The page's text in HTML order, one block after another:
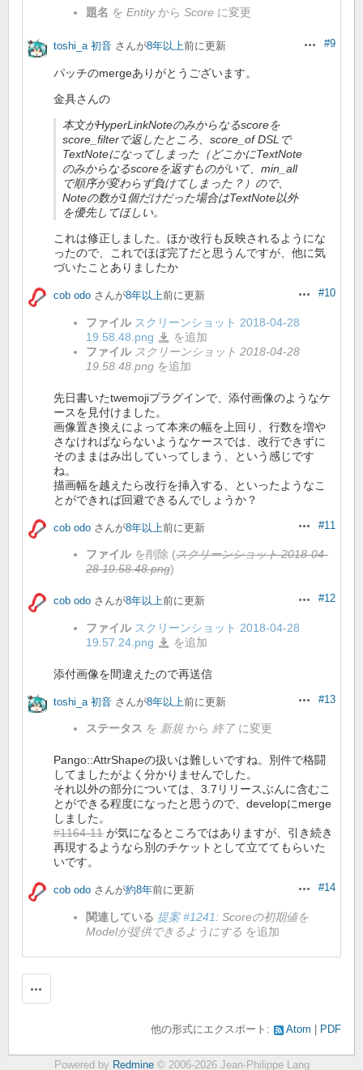
題名 を Entityから Score に変更
操作#9
toshi_a 初音 さんが8年以上前に更新
パッチのmergeありがとうございます。
金具さんの
本文がHyperLinkNoteのみからなるscoreを
score_filterで返したところ、score_of DSLで
TextNoteになってしまった（どこかにTextNote
のみからなるscoreを返すものがいて、min_all
で順序が変わらず負けてしまった？）ので、
Noteの数が1個だけだった場合はTextNote以外
を優先してほしい。
これは修正しました。ほか改行も反映されるようにな
ったので、これでほぼ完了だと思うんですが、他に気
づいたことありましたか
操作#10
cob odo さんが8年以上前に更新
ファイル スクリーンショット 2018-04-28
19.58.48.png
ス
リ
ー
ン
ッ
04-
28
19.58.48.png
を追加
ファイル スクリーンショット 2018-04-28
19.58.48.png を追加
先日書いたtwemojiプラグインで、添付画像のようなケ
ースを見付けました。
画像置き換えによって本来の幅を上回り、行数を増や
さなければならないようなケースでは、改行できずに
そのままはみ出していってしまう、という感じです
ね。
描画幅を越えたら改行を挿入する、といったようなこ
とができれば回避できるんでしょうか？
操作#11
cob odo さんが8年以上前に更新
ファイルを削除 (スクリーンショット 2018-04-
28 19.58.48.png)
操作#12
cob odo さんが8年以上前に更新
ファイル スクリーンショット 2018-04-28
19.57.24.png
ス
ン
ッ
04-
28
を追加
添付画像を間違えたので再送信
操作#13
toshi_a 初音 さんが8年以上前に更新
ステータス を 新規 から 終了 に変更
Pango::AttrShapeの扱いは難しいですね。別件で格闘
してましたがよく分かりませんでした。
それ以外の部分については、3.7リリースぶんに含むこ
とができる程度になったと思うので、developにmerge
しました。
#1164-11 が気になるところではありますが、引き続き
再現するようなら別のチケットとして立ててもらいた
いです。
操作#14
cob odo さんが約8年前に更新
関連している 提案 #1241 : Scoreの初期値を
Modelが提供できるようにする を追加
他の形式にエクスポート: Atom PDF
Powered by Redmine© 2006-2026 Jean-Philippe Lang